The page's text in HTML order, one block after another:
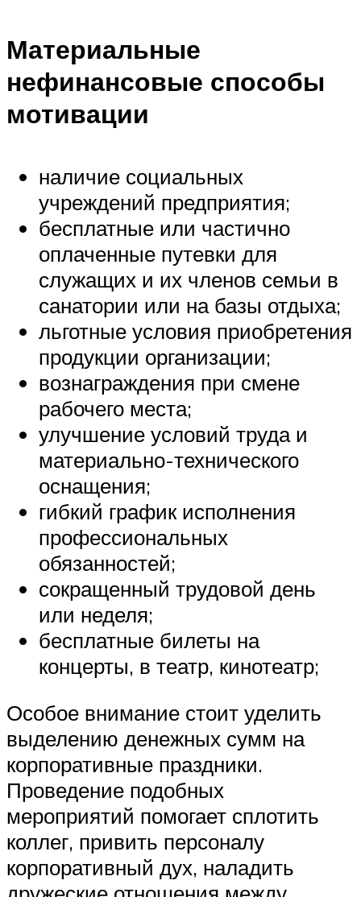
Материальные
нефинансовые способы
мотивации
наличие социальных
учреждений предприятия;
бесплатные или частично
оплаченные путевки для
служащих и их членов семьи в
санатории или на базы отдыха;
льготные условия приобретения
продукции организации;
вознаграждения при смене
рабочего места;
улучшение условий труда и
материально-технического
оснащения;
гибкий график исполнения
профессиональных
обязанностей;
сокращенный трудовой день
или неделя;
бесплатные билеты на
концерты, в театр, кинотеатр;
Особое внимание стоит уделить
выделению денежных сумм на
корпоративные праздники.
Проведение подобных
мероприятий помогает сплотить
коллег, привить персоналу
корпоративный дух, наладить